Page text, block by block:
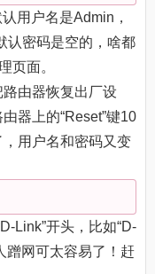
用户名是Admin，
认密码是空的，啥都
页面。
由器恢复出厂设
器上的“Reset”键10
用户名和密码又变
Link”开头，比如“D-
蹭网可太容易了！赶